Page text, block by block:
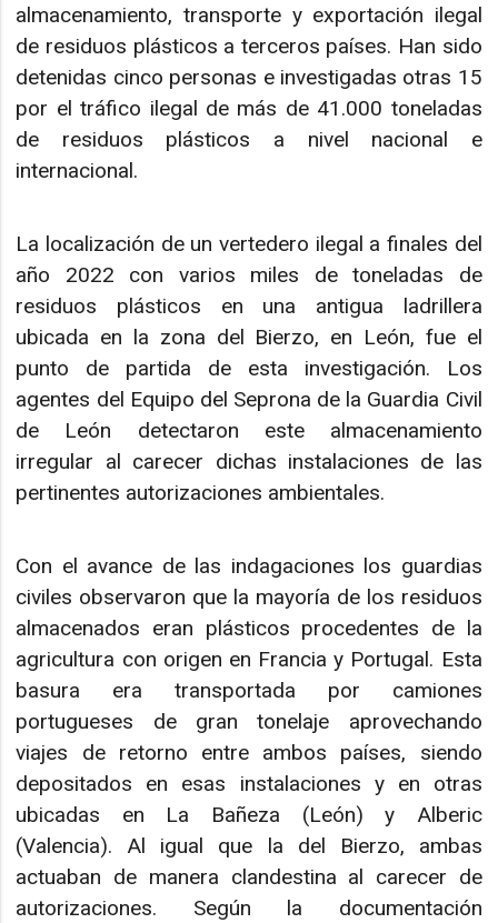
almacenamiento, transporte y exportación ilegal
de residuos plásticos a terceros países. Han sido
detenidas cinco personas e investigadas otras 15
por el tráfico ilegal de más de 41.000 toneladas
de residuos plásticos a nivel nacional e
internacional.
La localización de un vertedero ilegal a finales del
año 2022 con varios miles de toneladas de
residuos plásticos en una antigua ladrillera
ubicada en la zona del Bierzo, en León, fue el
punto de partida de esta investigación. Los
agentes del Equipo del Seprona de la Guardia Civil
de León detectaron este almacenamiento
irregular al carecer dichas instalaciones de las
pertinentes autorizaciones ambientales.
Con el avance de las indagaciones los guardias
civiles observaron que la mayoría de los residuos
almacenados eran plásticos procedentes de la
agricultura con origen en Francia y Portugal. Esta
basura era transportada por camiones
portugueses de gran tonelaje aprovechando
viajes de retorno entre ambos países, siendo
depositados en esas instalaciones y en otras
ubicadas en La Bañeza (León) y Alberic
(Valencia). Al igual que la del Bierzo, ambas
actuaban de manera clandestina al carecer de
autorizaciones. Según la documentación